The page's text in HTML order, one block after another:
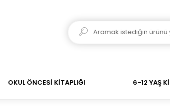
Saat 11:00'a kadar verdiğiniz siparişler
OKUL ÖNCESİ KİTAPLIĞI 6-12 YAŞ